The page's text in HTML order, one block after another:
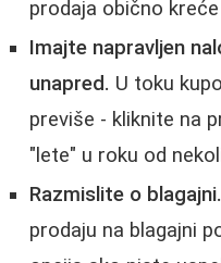
prodaja obično
Imajte napravljen
unapred. U toku
previše - kliknite na
"lete" u roku od
Razmislite o blagajni.
prodaju na blagajni